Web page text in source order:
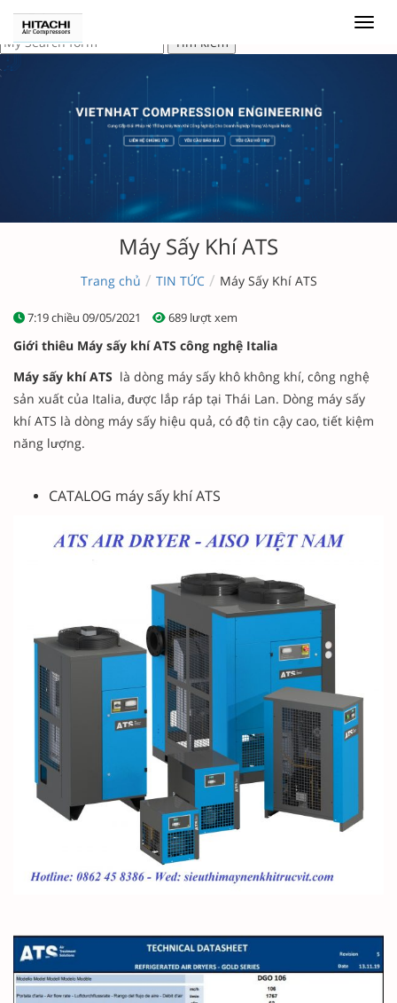
Máy Sấy Khí ATS
Trang chủ / TIN TỨC / Máy Sấy Khí ATS
7:19 chiều 09/05/2021 689 lượt xem
Giới thiêu Máy sấy khí ATS công nghệ Italia
Máy sấy khí ATS là dòng máy sấy khô không khí, công nghệ
sản xuất của Italia, được lắp ráp tại Thái Lan. Dòng máy sấy
khí ATS là dòng máy sấy hiệu quả, có độ tin cậy cao, tiết kiệm
năng lượng.
CATALOG máy sấy khí ATS